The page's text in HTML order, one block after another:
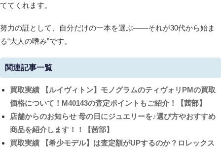
ててくれます。
努力の証として、自分だけの一本を選ぶ――それが30代から始ま
る“大人の嗜み”です。
関連記事一覧
買取実績 【ルイヴィトン】モノグラムのティヴォリPMの買取
価格について！M40143の査定ポイントもご紹介！【茜部】
店舗からのお知らせ 母の日にジュエリーを♪選び方やおすすめ
商品を紹介します！！【茜部】
買取実績 【希少モデル】は査定額がUPするのか？ロレックス